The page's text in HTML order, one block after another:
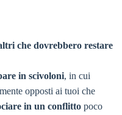
che dovrebbero restare
in scivoloni, in cui
opposti ai tuoi che
in un conflitto poco